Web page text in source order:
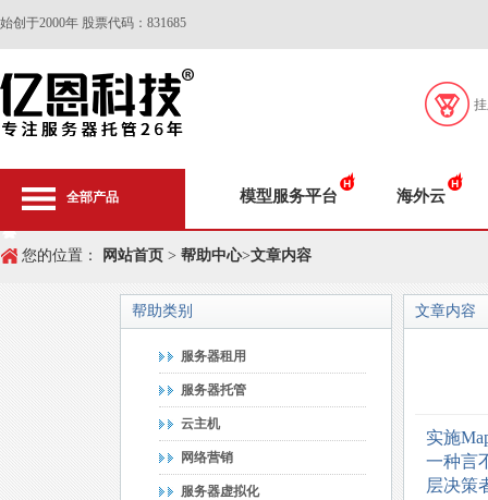
始创于2000年 股票代码：831685
全部产品 模型服务平台 海外云
您的位置： 网站首页 > 帮助中心>文章内容
帮助类别
服务器租用
服务器托管
云主机
网络营销
服务器虚拟化
文章内容
实施
一种言
层决策